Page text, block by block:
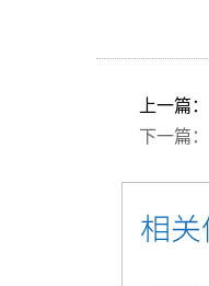
上一篇：
下一篇：